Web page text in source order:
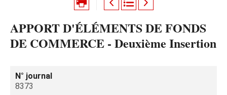
APPORT D'ÉLÉMENTS DE FONDS
DE COMMERCE - Deuxième Insertion
N° journal
8373